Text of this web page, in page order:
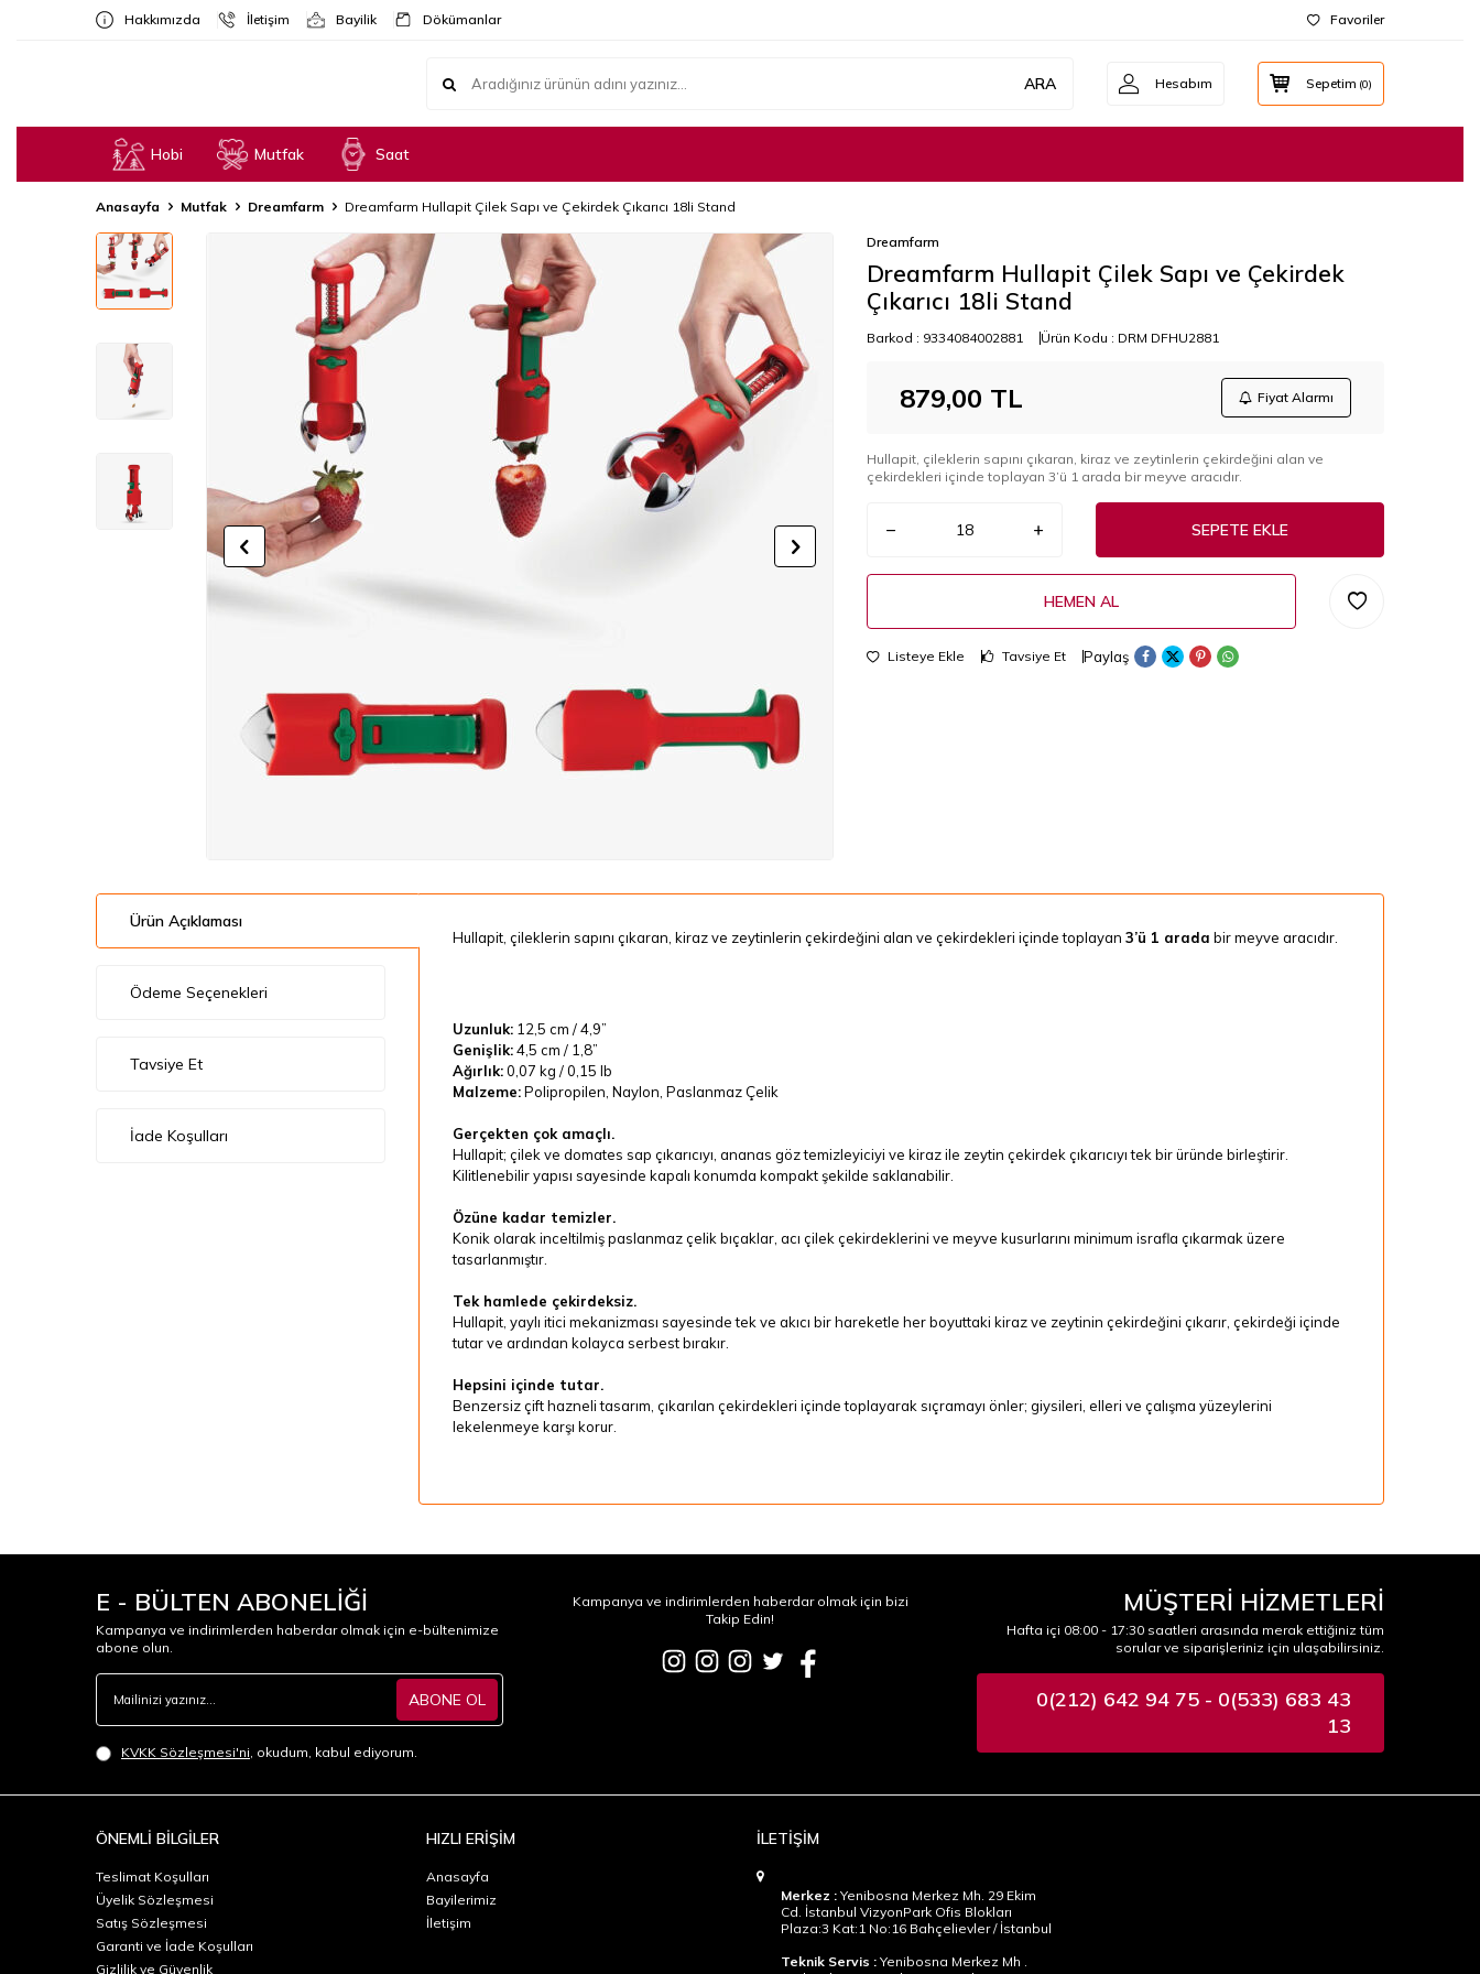
Hakkımızda İletişim Bayilik Dökümanlar Favoriler
ARA Hesabım Sepetim (0)
Hobi Mutfak Saat
Anasayfa Mutfak Dreamfarm Dreamfarm Hullapit Çilek Sapı ve Çekirdek Çıkarıcı 18li Stand
Dreamfarm
Dreamfarm Hullapit Çilek Sapı ve Çekirdek
Çıkarıcı 18li Stand
Barkod : 9334084002881 Ürün Kodu : DRM DFHU2881
879,00 TL Fiyat Alarmı
Hullapit, çileklerin sapını çıkaran, kiraz ve zeytinlerin çekirdeğini alan ve
çekirdekleri içinde toplayan 3’ü 1 arada bir meyve aracıdır.
SEPETE EKLE
HEMEN AL
Listeye Ekle Tavsiye Et Paylaş
Ürün Açıklaması
Ödeme Seçenekleri
Tavsiye Et
İade Koşulları
Hullapit, çileklerin sapını çıkaran, kiraz ve zeytinlerin çekirdeğini alan ve çekirdekleri içinde toplayan 3’ü 1 arada bir meyve aracıdır.
Uzunluk:12,5 cm / 4,9”
Genişlik:4,5 cm / 1,8”
Ağırlık:0,07 kg / 0,15 lb
Malzeme:Polipropilen, Naylon, Paslanmaz Çelik
Gerçekten çok amaçlı.
Hullapit; çilek ve domates sap çıkarıcıyı, ananas göz temizleyiciyi ve kiraz ile zeytin çekirdek çıkarıcıyı tek bir üründe birleştirir.
Kilitlenebilir yapısı sayesinde kapalı konumda kompakt şekilde saklanabilir.
Özüne kadar temizler.
Konik olarak inceltilmiş paslanmaz çelik bıçaklar, acı çilek çekirdeklerini ve meyve kusurlarını minimum israfla çıkarmak üzere
tasarlanmıştır.
Tek hamlede çekirdeksiz.
Hullapit, yaylı itici mekanizması sayesinde tek ve akıcı bir hareketle her boyuttaki kiraz ve zeytinin çekirdeğini çıkarır, çekirdeği içinde
tutar ve ardından kolayca serbest bırakır.
Hepsini içinde tutar.
Benzersiz çift hazneli tasarım, çıkarılan çekirdekleri içinde toplayarak sıçramayı önler; giysileri, elleri ve çalışma yüzeylerini
lekelenmeye karşı korur.
E - BÜLTEN ABONELİĞİ
Kampanya ve indirimlerden haberdar olmak için e-bültenimize
abone olun.
ABONE OL
KVKK Sözleşmesi'ni, okudum, kabul ediyorum.
Kampanya ve indirimlerden haberdar olmak için bizi
Takip Edin!
MÜŞTERİ HİZMETLERİ
Hafta içi 08:00 - 17:30 saatleri arasında merak ettiğiniz tüm
sorular ve siparişleriniz için ulaşabilirsiniz.
0(212) 642 94 75 - 0(533) 683 43
13
ÖNEMLİ BİLGİLER
Teslimat Koşulları
Üyelik Sözleşmesi
Satış Sözleşmesi
Garanti ve İade Koşulları
Gizlilik ve Güvenlik
HIZLI ERİŞİM
Anasayfa
Bayilerimiz
İletişim
İLETİŞİM
Merkez : Yenibosna Merkez Mh. 29 Ekim
Cd. İstanbul VizyonPark Ofis Blokları
Plaza:3 Kat:1 No:16 Bahçelievler / İstanbul
Teknik Servis : Yenibosna Merkez Mh .